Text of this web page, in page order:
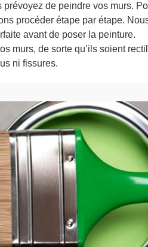
de peindre vos murs.
procéder étape par étape.
avant de poser la peinture.
murs, de sorte qu’ils soient
ni fissures.